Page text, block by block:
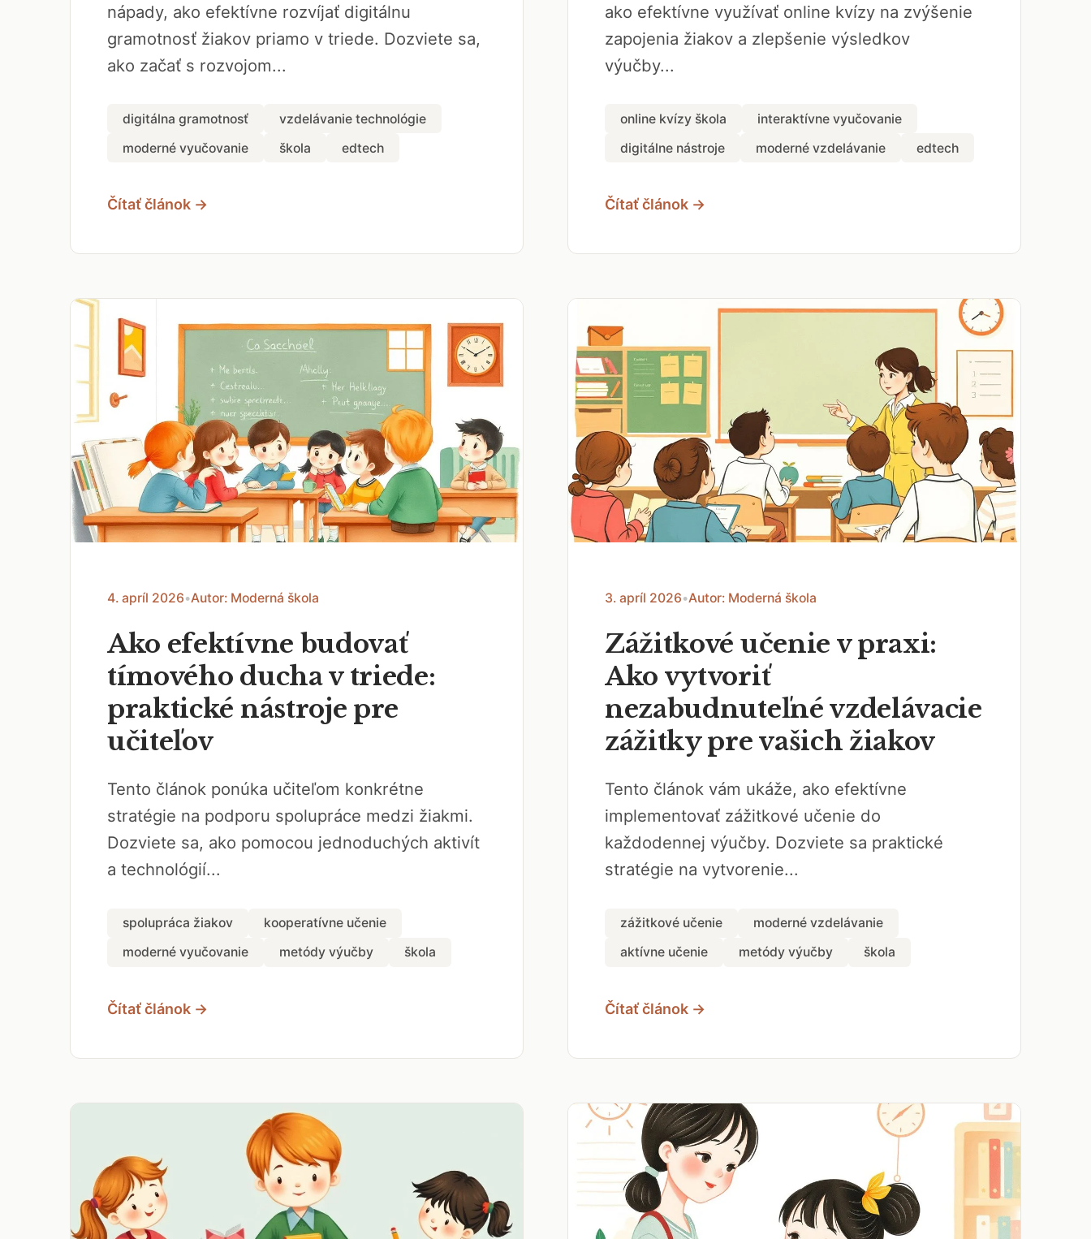
nápady, ako efektívne rozvíjať digitálnu
gramotnosť žiakov priamo v triede. Dozviete sa,
ako začať s rozvojom...
digitálna gramotnosť
vzdelávanie technológie
moderné vyučovanie
škola edtech
Čítať článok →
ako efektívne využívať online kvízy na zvýšenie
zapojenia žiakov a zlepšenie výsledkov
výučby...
online kvízy škola
interaktívne vyučovanie
digitálne nástroje
moderné vzdelávanie edtech
Čítať článok →
4. apríl 2026•Autor: Moderná škola
Ako efektívne budovať
tímového ducha v triede:
praktické nástroje pre
učiteľov
Tento článok ponúka učiteľom konkrétne
stratégie na podporu spolupráce medzi žiakmi.
Dozviete sa, ako pomocou jednoduchých aktivít
a technológií...
spolupráca žiakov
kooperatívne učenie
moderné vyučovanie
metódy výučby škola
Čítať článok →
3. apríl 2026•Autor: Moderná škola
Zážitkové učenie v praxi:
Ako vytvoriť
nezabudnuteľné vzdelávacie
zážitky pre vašich žiakov
Tento článok vám ukáže, ako efektívne
implementovať zážitkové učenie do
každodennej výučby. Dozviete sa praktické
stratégie na vytvorenie...
zážitkové učenie
moderné vzdelávanie
aktívne učenie
metódy výučby škola
Čítať článok →